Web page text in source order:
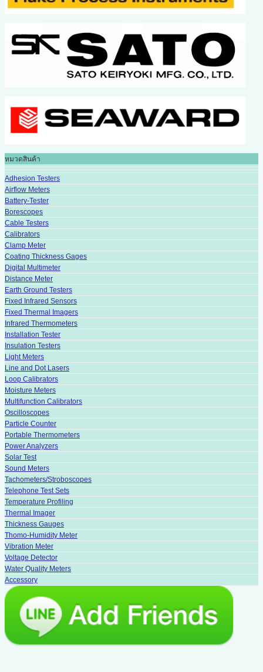
หมวดสินค้า
Adhesion Testers
Airflow Meters
Battery-Tester
Borescopes
Cable Testers
Calibrators
Clamp Meter
Coating Thickness Gages
Digital Multimeter
Distance Meter
Earth Ground Testers
Fixed Infrared Sensors
Fixed Thermal Imagers
Infrared Thermometers
Installation Tester
Insulation Testers
Light Meters
Line and Dot Lasers
Loop Calibrators
Moisture Meters
Multifunction Calibrators
Oscilloscopes
Particle Counter
Portable Thermometers
Power Analyzers
Solar Test
Sound Meters
Tachometers/Stroboscopes
Telephone Test Sets
Temperature Profiling
Thermal Imager
Thickness Gauges
Thomo-Humidity Meter
Vibration Meter
Voltage Detector
Water Quality Meters
Accessory